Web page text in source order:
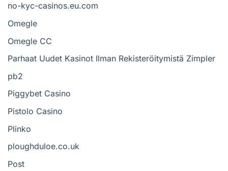
no-kyc-casinos.eu.com
Omegle
Omegle CC
Parhaat Uudet Kasinot Ilman Rekisteröitymistä Zimpler
pb2
Piggybet Casino
Pistolo Casino
Plinko
ploughduloe.co.uk
Post